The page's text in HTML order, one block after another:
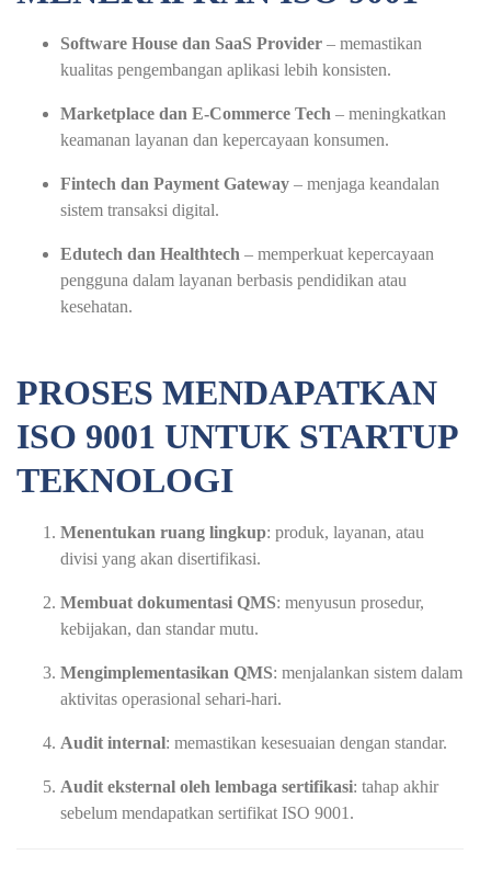
Software House dan SaaS Provider – memastikan
kualitas pengembangan aplikasi lebih konsisten.
Marketplace dan E-Commerce Tech – meningkatkan
keamanan layanan dan kepercayaan konsumen.
Fintech dan Payment Gateway – menjaga keandalan
sistem transaksi digital.
Edutech dan Healthtech – memperkuat kepercayaan
pengguna dalam layanan berbasis pendidikan atau
kesehatan.
PROSES MENDAPATKAN
ISO 9001 UNTUK STARTUP
TEKNOLOGI
Menentukan ruang lingkup: produk, layanan, atau
divisi yang akan disertifikasi.
Membuat dokumentasi QMS: menyusun prosedur,
kebijakan, dan standar mutu.
Mengimplementasikan QMS: menjalankan sistem dalam
aktivitas operasional sehari-hari.
Audit internal: memastikan kesesuaian dengan standar.
Audit eksternal oleh lembaga sertifikasi: tahap akhir
sebelum mendapatkan sertifikat ISO 9001.